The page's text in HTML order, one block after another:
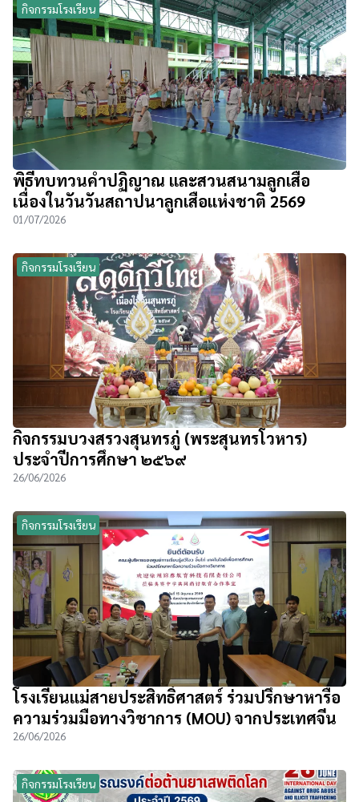
กิจกรรมโรงเรียน
พิธีทบทวนคำปฏิญาณ และสวนสนามลูกเสือ
เนื่องในวันวันสถาปนาลูกเสือแห่งชาติ 2569
01/07/2026
กิจกรรมโรงเรียน
กิจกรรมบวงสรวงสุนทรภู่ (พระสุนทรโวหาร)
ประจำปีการศึกษา ๒๕๖๙
26/06/2026
กิจกรรมโรงเรียน
โรงเรียนแม่สายประสิทธิ์ศาสตร์ ร่วมปรึกษาหารือ
ความร่วมมือทางวิชาการ (MOU) จากประเทศจีน
26/06/2026
กิจกรรมโรงเรียน